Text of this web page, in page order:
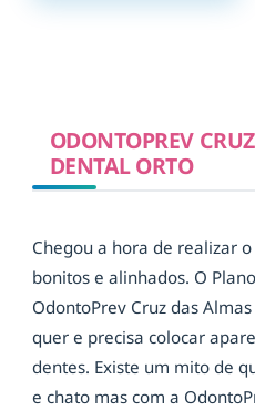
ODONTOPREV
DENTAL ORTO
Chegou a hora de realizar
bonitos e alinhados. O
OdontoPrev Cruz das
quer e precisa colocar
dentes. Existe um mito de
e chato mas com a